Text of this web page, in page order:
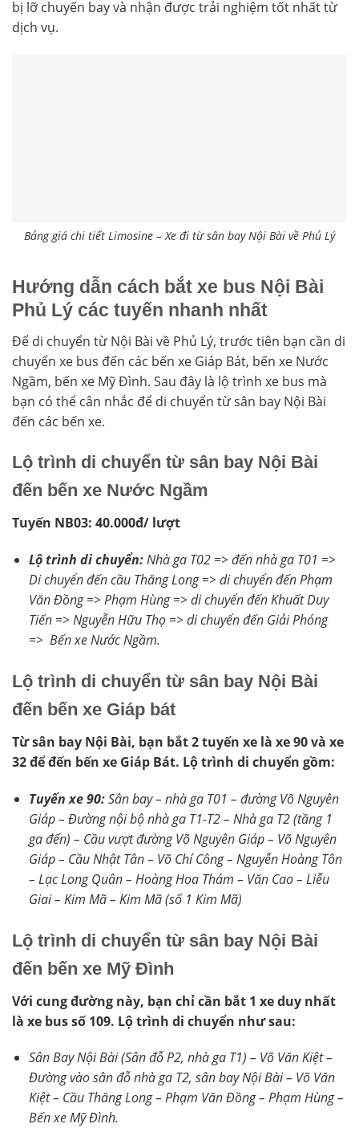
bị lỡ chuyến bay và nhận được trải nghiệm tốt nhất từ
dịch vụ.
Bảng giá chi tiết Limosine – Xe đi từ sân bay Nội Bài về Phủ Lý
Hướng dẫn cách bắt xe bus Nội Bài
Phủ Lý các tuyến nhanh nhất
Để di chuyển từ Nội Bài về Phủ Lý, trước tiên bạn cần di
chuyển xe bus đến các bến xe Giáp Bát, bến xe Nước
Ngầm, bến xe Mỹ Đình. Sau đây là lộ trình xe bus mà
bạn có thể cân nhắc để di chuyển từ sân bay Nội Bài
đến các bến xe.
Lộ trình di chuyển từ sân bay Nội Bài
đến bến xe Nước Ngầm
Tuyến NB03: 40.000đ/ lượt
Lộ trình di chuyển:Nhà ga T02 => đến nhà ga T01 =>
Di chuyển đến cầu Thăng Long => di chuyển đến Phạm
Văn Đồng => Phạm Hùng => di chuyển đến Khuất Duy
Tiến => Nguyễn Hữu Thọ => di chuyển đến Giải Phóng
=> Bến xe Nước Ngầm.
Lộ trình di chuyển từ sân bay Nội Bài
đến bến xe Giáp bát
Từ sân bay Nội Bài, bạn bắt 2 tuyến xe là xe 90 và xe
32 để đến bến xe Giáp Bát. Lộ trình di chuyển gồm:
Tuyến xe 90:Sân bay – nhà ga T01 – đường Võ Nguyên
Giáp – Đường nội bộ nhà ga T1-T2 – Nhà ga T2 (tầng 1
ga đến) – Cầu vượt đường Võ Nguyên Giáp – Võ Nguyên
Giáp – Cầu Nhật Tân – Võ Chí Công – Nguyễn Hoàng Tôn
– Lạc Long Quân – Hoàng Hoa Thám – Văn Cao – Liễu
Giai – Kim Mã – Kim Mã (số 1 Kim Mã)
Lộ trình di chuyển từ sân bay Nội Bài
đến bến xe Mỹ Đình
Với cung đường này, bạn chỉ cần bắt 1 xe duy nhất
là xe bus số 109. Lộ trình di chuyển như sau:
Sân Bay Nội Bài (Sân đỗ P2, nhà ga T1) – Võ Văn Kiệt –
Đường vào sân đỗ nhà ga T2, sân bay Nội Bài – Võ Văn
Kiệt – Cầu Thăng Long – Phạm Văn Đồng – Phạm Hùng –
Bến xe Mỹ Đình.